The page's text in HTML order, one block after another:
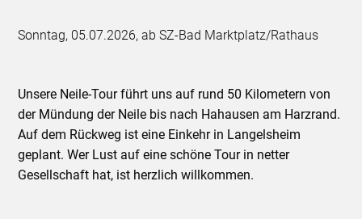
Sonntag, 05.07.2026, ab SZ-Bad Marktplatz/Rathaus
Unsere Neile-Tour führt uns auf rund 50 Kilometern von
der Mündung der Neile bis nach Hahausen am Harzrand.
Auf dem Rückweg ist eine Einkehr in Langelsheim
geplant. Wer Lust auf eine schöne Tour in netter
Gesellschaft hat, ist herzlich willkommen.